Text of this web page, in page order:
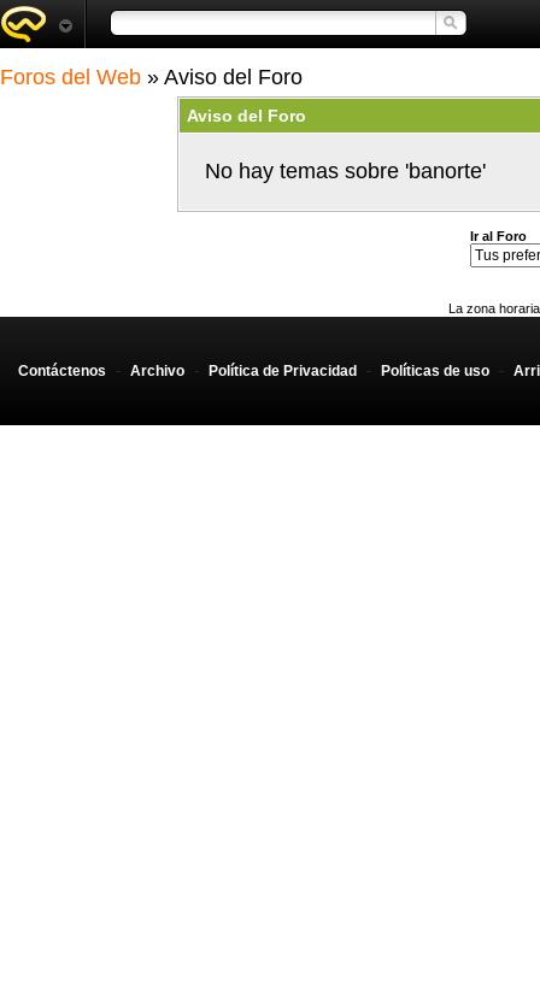
Foros del Web » Aviso del Foro
Aviso del Foro
No hay temas sobre 'banorte'
Ir al Foro
La zona
Contáctenos - Archivo - Política de Privacidad - Políticas de uso -